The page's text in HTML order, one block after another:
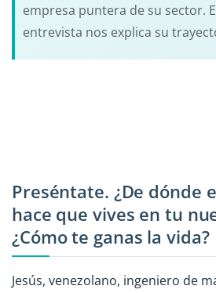
empresa puntera de su sector.
entrevista nos explica su
Preséntate. ¿De dónde
hace que vives en tu
¿Cómo te ganas la vida?
Jesús, venezolano, ingeniero de